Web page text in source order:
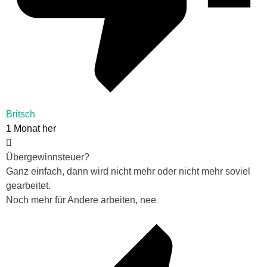
Britsch
1 Monat her
Übergewinnsteuer?
Ganz einfach, dann wird nicht mehr oder nicht mehr soviel
gearbeitet.
Noch mehr für Andere arbeiten, nee